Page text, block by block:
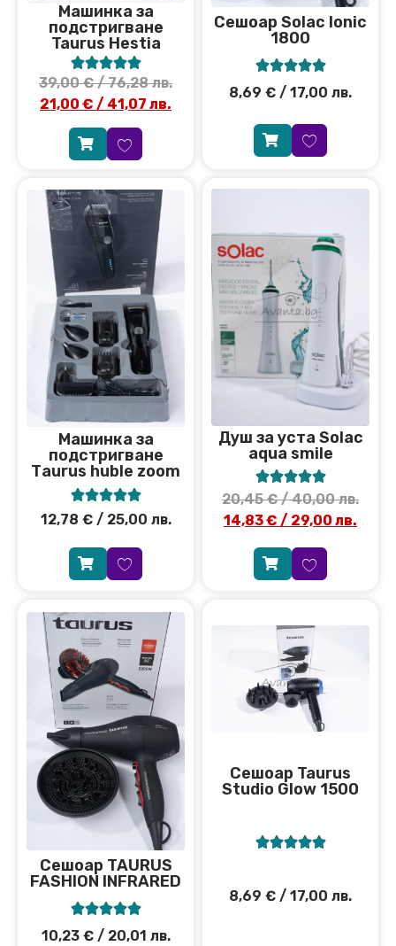
Машинка за
подстригване
Taurus Hestia

39,00€/ 76,28 лв.
21,00 € / 41,07 лв.
Сешоар Solac Ionic
1800

8,69 € / 17,00 лв.
Машинка за
подстригване
Тaurus huble zoom

12,78 €/ 25,00 лв.
Душ за уста Solac
aqua smile

20,45€/ 40,00 лв.
14,83€ / 29,00 лв.
Сешоар TAURUS
FASHION INFRARED

10,23 €/ 20,01 лв.
Сешоар Taurus
Studio Glow 1500

8,69 € / 17,00 лв.